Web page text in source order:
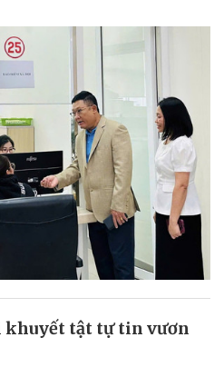
khuyết tật tự tin vươn